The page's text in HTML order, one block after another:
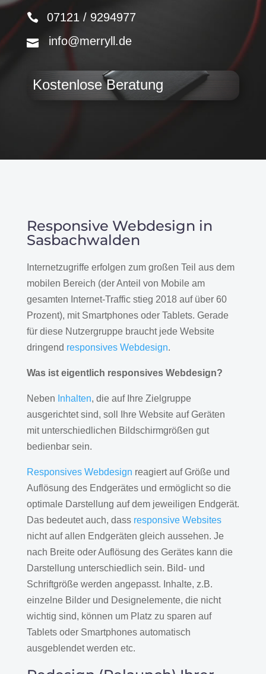
07121 / 9294977
info@merryll.de
Kostenlose Beratung
Responsive Webdesign in
Sasbachwalden
Internetzugriffe erfolgen zum großen Teil aus dem
mobilen Bereich (der Anteil von Mobile am
gesamten Internet-Traffic stieg 2018 auf über 60
Prozent), mit Smartphones oder Tablets. Gerade
für diese Nutzergruppe braucht jede Website
dringend responsives Webdesign.
Was ist eigentlich responsives Webdesign?
Neben Inhalten, die auf Ihre Zielgruppe
ausgerichtet sind, soll Ihre Website auf Geräten
mit unterschiedlichen Bildschirmgrößen gut
bedienbar sein.
Responsives Webdesign reagiert auf Größe und
Auflösung des Endgerätes und ermöglicht so die
optimale Darstellung auf dem jeweiligen Endgerät.
Das bedeutet auch, dass responsive Websites
nicht auf allen Endgeräten gleich aussehen. Je
nach Breite oder Auflösung des Gerätes kann die
Darstellung unterschiedlich sein. Bild- und
Schriftgröße werden angepasst. Inhalte, z.B.
einzelne Bilder und Designelemente, die nicht
wichtig sind, können um Platz zu sparen auf
Tablets oder Smartphones automatisch
ausgeblendet werden etc.